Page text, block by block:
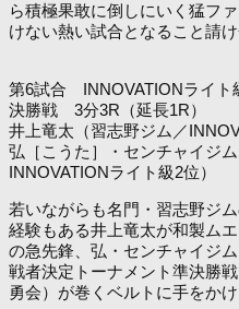
ら積極果敢に倒しにいく猛フ
けない熱い試合となること請け
第6試合 INNOVATIONライト
決勝戦 3分3R（延長1R）
井上竜太（習志野ジム／
弘［こうた］・センチャイジ
INNOVATIONライト級2位）
若いながらも名門・習志野ジ
経験もある井上竜太が和製ム
の急先鋒、弘・センチャイジ
戦者決定トーナメント準決勝
勇会）が巻くベルトに手をか